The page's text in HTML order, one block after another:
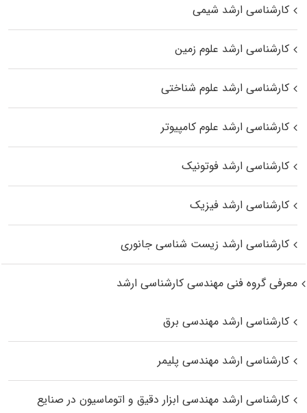
کارشناسی ارشد شیمی
کارشناسی ارشد علوم زمین
کارشناسی ارشد علوم شناختی
کارشناسی ارشد علوم کامپیوتر
کارشناسی ارشد فوتونیک
کارشناسی ارشد فیزیک
کارشناسی ارشد زیست‌ شناسی جانوری
معرفی گروه فنی مهندسی کارشناسی ارشد
کارشناسی ارشد مهندسی برق
کارشناسی ارشد مهندسی پلیمر
کارشناسی ارشد مهندسی ابزار دقیق و اتوماسیون در صنایع